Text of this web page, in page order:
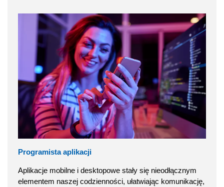
Programista aplikacji
Aplikacje mobilne i desktopowe stały się nieodłącznym
elementem naszej codzienności, ułatwiając komunikację,